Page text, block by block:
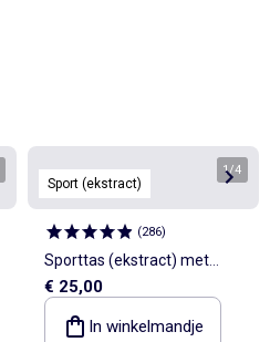
Sport (ekstract)
1/4
(286)
Sporttas (ekstract) met
buitenzakken en
schoenenvak
€ 25,00
In winkelmandje